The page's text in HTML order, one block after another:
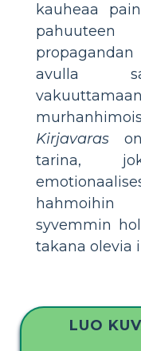
kauheaa
avulla
Kirjavaras
tarina,
syvemmin
takana olevia
LUO